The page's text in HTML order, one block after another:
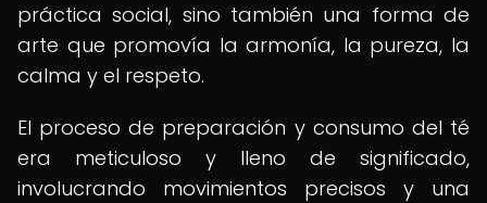
práctica social, sino también una forma de
arte que promovía la armonía, la pureza, la
calma y el respeto.
El proceso de preparación y consumo del té
era meticuloso y lleno de significado,
involucrando movimientos precisos y una